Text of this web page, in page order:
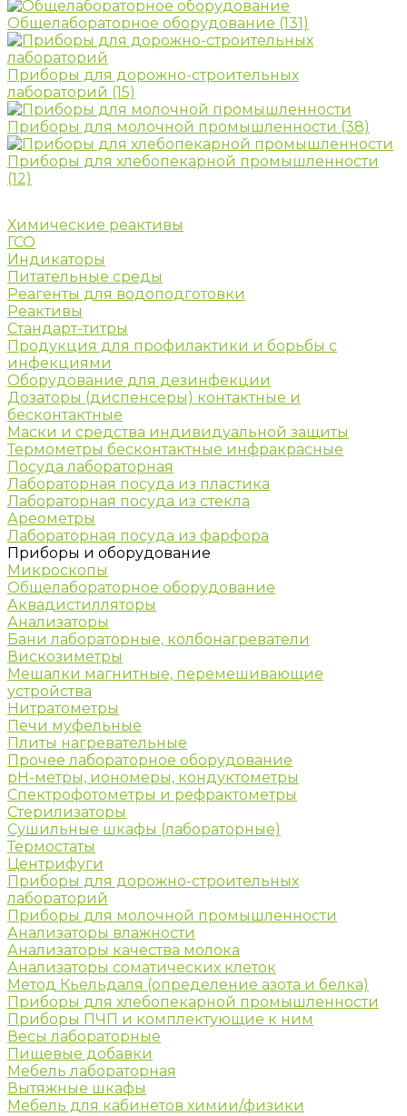
Общелабораторное оборудование (131)
Приборы для дорожно-строительных
лабораторий (15)
Приборы для молочной промышленности (38)
Приборы для хлебопекарной промышленности
(12)
Химические реактивы
ГСО
Индикаторы
Питательные среды
Реагенты для водоподготовки
Реактивы
Стандарт-титры
Продукция для профилактики и борьбы с
инфекциями
Оборудование для дезинфекции
Дозаторы (диспенсеры) контактные и
бесконтактные
Маски и средства индивидуальной защиты
Термометры бесконтактные инфракрасные
Посуда лабораторная
Лабораторная посуда из пластика
Лабораторная посуда из стекла
Ареометры
Лабораторная посуда из фарфора
Приборы и оборудование
Микроскопы
Общелабораторное оборудование
Аквадистилляторы
Анализаторы
Бани лабораторные, колбонагреватели
Вискозиметры
Мешалки магнитные, перемешивающие
устройства
Нитратометры
Печи муфельные
Плиты нагревательные
Прочее лабораторное оборудование
рН-метры, иономеры, кондуктометры
Спектрофотометры и рефрактометры
Стерилизаторы
Сушильные шкафы (лабораторные)
Термостаты
Центрифуги
Приборы для дорожно-строительных
лабораторий
Приборы для молочной промышленности
Анализаторы влажности
Анализаторы качества молока
Анализаторы соматических клеток
Метод Кьельдаля (определение азота и белка)
Приборы для хлебопекарной промышленности
Приборы ПЧП и комплектующие к ним
Весы лабораторные
Пищевые добавки
Мебель лабораторная
Вытяжные шкафы
Мебель для кабинетов химии/физики